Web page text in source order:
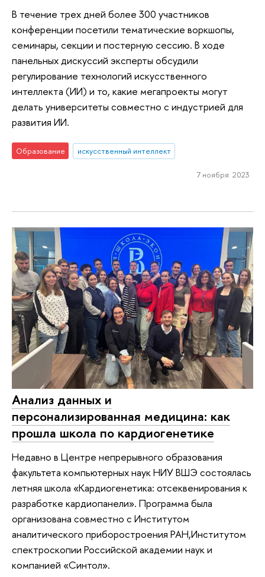
В течение трех дней более 300 участников
конференции посетили тематические воркшопы,
семинары, секции и постерную сессию. В ходе
панельных дискуссий эксперты обсудили
регулирование технологий искусственного
интеллекта (ИИ) и то, какие мегапроекты могут
делать университеты совместно с индустрией для
развития ИИ.
Образование искусственный интеллект
7 ноября 2023
Анализ данных и
персонализированная медицина: как
прошла школа по кардиогенетике
Недавно в Центре непрерывного образования
факультета компьютерных наук НИУ ВШЭ состоялась
летняя школа «Кардиогенетика: отсеквенирования к
разработке кардиопанели». Программа была
организована совместно с Институтом
аналитического приборостроения РАН,Институтом
спектроскопии Российской академии наук и
компанией «Синтол».